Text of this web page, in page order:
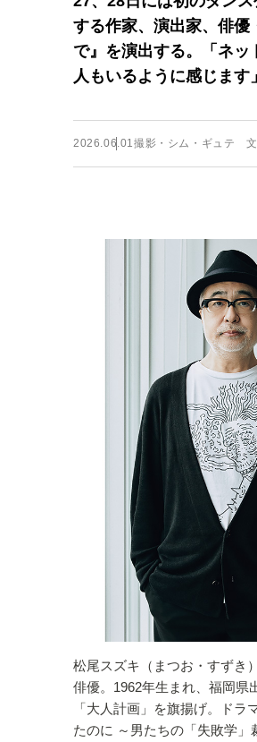
する作家、演出家、俳優
で』を演出する。「ネッ
人もいるように感じます」
2026.06.01撮影・シム・ギュテ
松尾スズキ（まつお・すずき
俳優。1962年生まれ、福岡県
「大人計画」を旗揚げ。ドラ
たのに ～男たちの「失敗学」